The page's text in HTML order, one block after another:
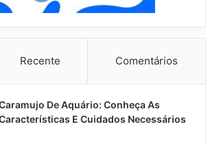
Recente Comentários
De Aquário: Conheça As
E Cuidados Necessários